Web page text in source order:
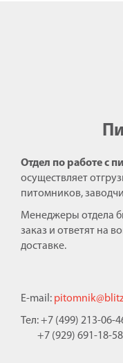
Отдел по работе с
осуществляет
питомников,
Менеджеры отдела
заказ и ответят на
доставке.
E-mail:
Тел: +7 (499) 213-06-
+7 (929) 691-18-58